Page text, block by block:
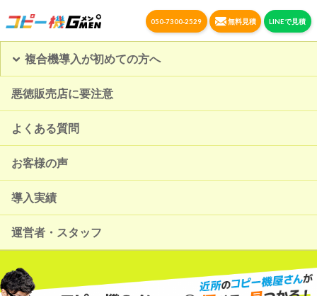
050-7300-2529 無料見積 LINEで見積
複合機導入が初めての方へ
悪徳販売店に要注意
よくある質問
お客様の声
導入実績
運営者・スタッフ